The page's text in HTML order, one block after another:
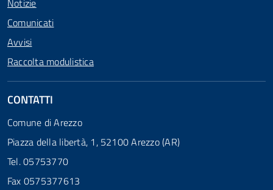
Notizie
Comunicati
Avvisi
Raccolta modulistica
CONTATTI
Comune di Arezzo
Piazza della libertà, 1, 52100 Arezzo (AR)
Tel. 05753770
Fax 0575377613